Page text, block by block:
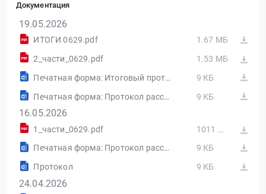
░░░░░░░░░░░░░░░░░░░░░░░░
░░░░░░░░░░░░░░░░░░░░░░░░░░░
░░░░░░░░░░░░░░░░░░░░░░ ░░
░░░░░░░░░░░░░░░░░░░░░░░░░░░░░░░░░░░░░░░░░
░░░░░ ░░░░░░░░░░░░░░░░
░░░░░░░░░░░░░░░░░░░░
░░░░░░░░░░░░░░░░░░░░░░░░ ░░░░░░░░░░
░░░░░░░░░░░░░░ ░░░░░░░░░░░░░░░░░░
░░░░░░░░░░░░░░░░░░░░
Документация
19.05.2026
ИТОГИ 0629.pdf
1.67 МБ
2_части_0629.pdf
1.53 МБ
Печатная форма: Итоговый протокол №32615950629-03
9 КБ
Печатная форма: Протокол рассмотрения вторых частей заявок №32615950629-02
9 КБ
16.05.2026
1_части_0629.pdf
1011 КБ
Печатная форма: Протокол рассмотрения первых частей заявок №32615950629-01
9 КБ
Протокол
9 КБ
24.04.2026